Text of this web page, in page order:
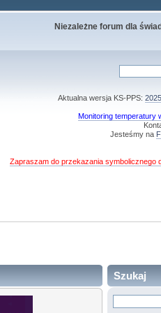
Niezależne forum dla
Aktualna wersja KS-PPS:
Monitoring temperatury
Jesteśmy na
Zapraszam do przekazania symbolicznego
Szukaj